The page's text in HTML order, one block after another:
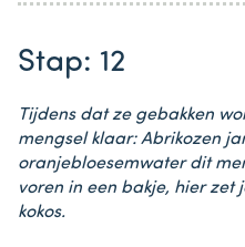
Stap: 12
Tijdens dat ze gebakken
mengsel klaar: Abrikozen
oranjebloesemwater dit
voren in een bakje, hier zet
kokos.